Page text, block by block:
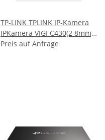
TP-LINK TPLINK IP-Kamera
IPKamera VIGI C430(2 8mm)
TP-Link8mm) TP-Link 8mm)
Preis auf Anfrage